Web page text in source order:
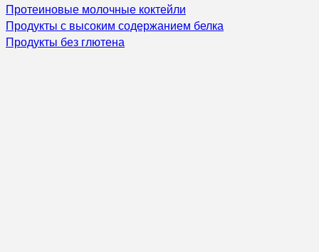
Протеиновые молочные коктейли
Продукты с высоким содержанием белка
Продукты без глютена